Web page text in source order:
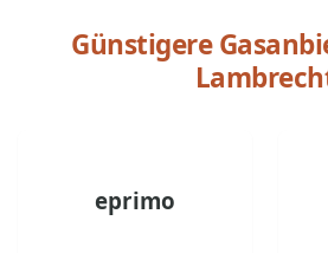
Günstigere
eprimo